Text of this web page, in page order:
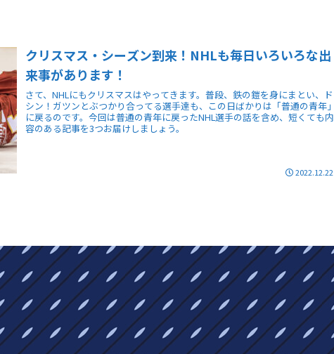
クリスマス・シーズン到来！NHLも毎日いろいろな出
来事があります！
さて、NHLにもクリスマスはやってきます。普段、鉄の鎧を身にまとい、ド
シン！ガツンとぶつかり合ってる選手達も、この日ばかりは「普通の青年」
に戻るのです。今回は普通の青年に戻ったNHL選手の話を含め、短くても内
容のある記事を3つお届けしましょう。
2022.12.22